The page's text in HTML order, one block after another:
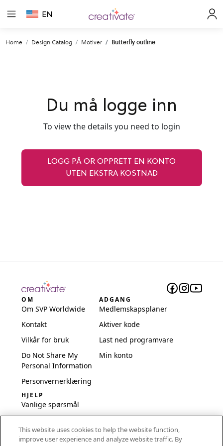
EN
Home Design Catalog Motiver Butterfly outline
Du må logge inn
To view the details you need to login
LOGG PÅ OR OPPRETT EN KONTO
UTEN EKSTRA KOSTNAD
OM
Om SVP Worldwide
Kontakt
Vilkår for bruk
Do Not Share My
Personal Information
Personvernerklæring
ADGANG
Medlemskapsplaner
Aktiver kode
Last ned programvare
Min konto
HJELP
Vanlige spørsmål
oppsett
This website uses cookies to help the website function,
improve user experience and analyze website traffic. By